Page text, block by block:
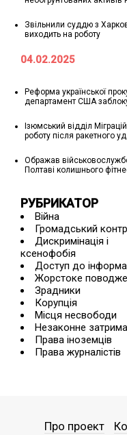
Звільнили суддю з
виходить на роботу
04.02.2025
Реформа української
департамент США
Ізюмський відділ
роботу після ракетного
Ображав
Полтаві колишнього
РУБРИКАТОР
Війна
Громадський
Дискримінація і
ксенофобія
Доступ до
Жорстоке
Зрадники
Корупція
Місця несвободи
Незаконне
Права іноземців
Права журналістів
Про проект